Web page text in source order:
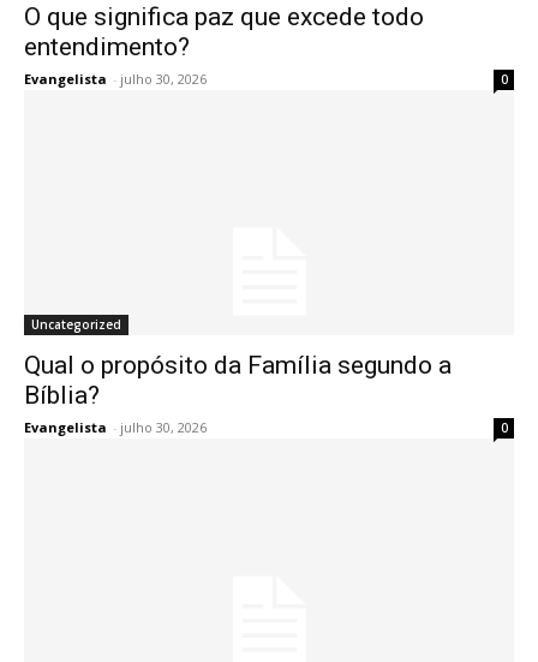
O que significa paz que excede todo
entendimento?
Evangelista - julho 30, 2026 0
Uncategorized
Qual o propósito da Família segundo a
Bíblia?
Evangelista - julho 30, 2026 0